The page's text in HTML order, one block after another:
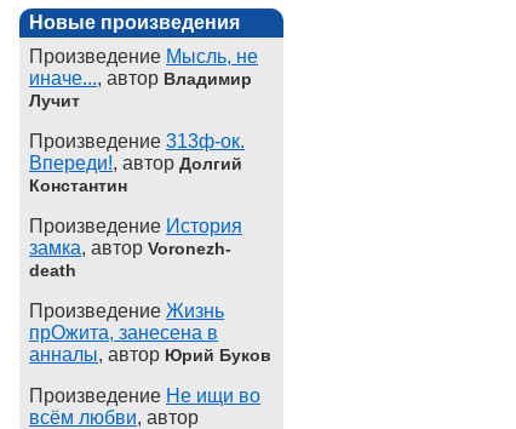
Новые произведения
Произведение Мысль, не
иначе..., автор Владимир
Лучит
Произведение 313ф-ок.
Впереди!, автор Долгий
Константин
Произведение История
замка, автор Voronezh-
death
Произведение Жизнь
прОжита, занесена в
анналы, автор Юрий Буков
Произведение Не ищи во
всём любви, автор